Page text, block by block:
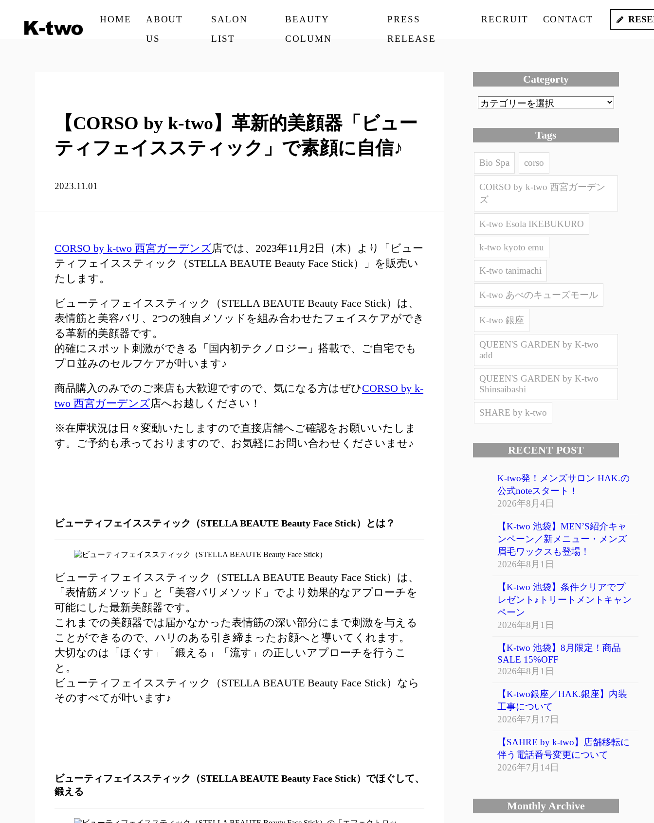
HOME
ABOUT
US
SALON
LIST
BEAUTY
COLUMN
PRESS
RELEASE
RECRUIT CONTACT
【CORSO by k-two】革新的美顔器「ビュー
ティフェイススティック」で素顔に自信♪
2023.11.01
CORSO by k-two 西宮ガーデンズ店では、2023年11月2日（木）より「ビュー
ティフェイススティック（STELLA BEAUTE Beauty Face Stick）」を販売い
たします。
ビューティフェイススティック（STELLA BEAUTE Beauty Face Stick）は、
表情筋と美容バリ、2つの独自メソッドを組み合わせたフェイスケアができ
る革新的美顔器です。
的確にスポット刺激ができる「国内初テクノロジー」搭載で、ご自宅でも
プロ並みのセルフケアが叶います♪
商品購入のみでのご来店も大歓迎ですので、気になる方はぜひCORSO by k-
two 西宮ガーデンズ店へお越しください！
※在庫状況は日々変動いたしますので直接店舗へご確認をお願いいたしま
す。ご予約も承っておりますので、お気軽にお問い合わせくださいませ♪
ビューティフェイススティック（STELLA BEAUTE Beauty Face Stick）とは？
ビューティフェイススティック（STELLA BEAUTE Beauty Face Stick）は、
「表情筋メソッド」と「美容バリメソッド」でより効果的なアプローチを
可能にした最新美顔器です。
これまでの美顔器では届かなかった表情筋の深い部分にまで刺激を与える
ことができるので、ハリのある引き締まったお顔へと導いてくれます。
大切なのは「ほぐす」「鍛える」「流す」の正しいアプローチを行うこ
と。
ビューティフェイススティック（STELLA BEAUTE Beauty Face Stick）なら
そのすべてが叶います♪
ビューティフェイススティック（STELLA BEAUTE Beauty Face Stick）でほぐして、
鍛える
Categorty
Tags
Bio Spa corso
CORSO by k-two 西宮ガーデン
ズ
K-two Esola IKEBUKURO
k-two kyoto emu
K-two tanimachi
K-two あべのキューズモール
K-two 銀座
QUEEN'S GARDEN by K-two
add
QUEEN'S GARDEN by K-two
Shinsaibashi
SHARE by k-two
RECENT POST
K-two発！メンズサロン HAK.の
公式noteスタート！
2026年8月4日
【K-two 池袋】MEN’S紹介キャ
ンペーン／新メニュー・メンズ
眉毛ワックスも登場！
2026年8月1日
【K-two 池袋】条件クリアでプ
レゼント♪トリートメントキャン
ペーン
2026年8月1日
【K-two 池袋】8月限定！商品
SALE 15%OFF
2026年8月1日
【K-two銀座／HAK.銀座】内装
工事について
2026年7月17日
【SAHRE by k-two】店舗移転に
伴う電話番号変更について
2026年7月14日
Monthly Archive